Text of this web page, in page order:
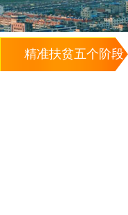
精准扶贫五个阶段